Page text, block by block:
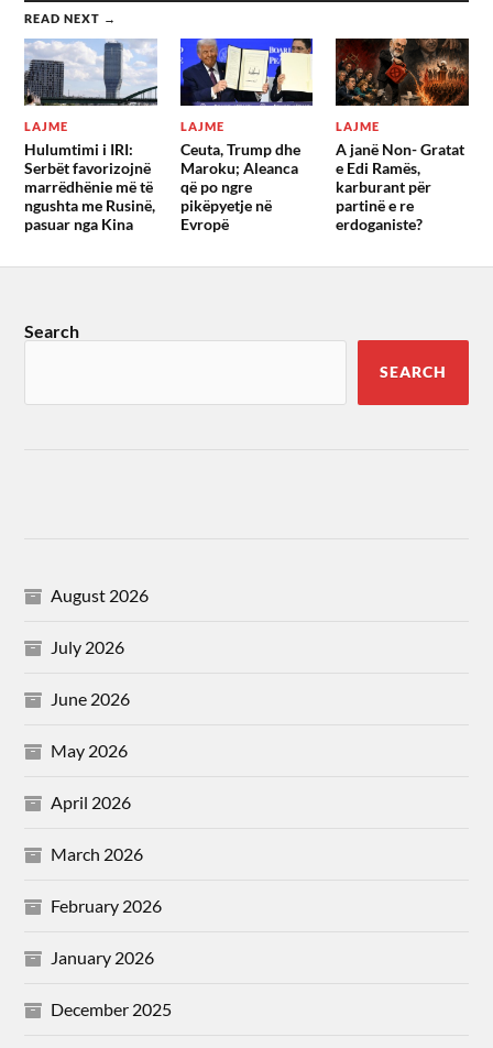
READ NEXT →
LAJME
Hulumtimi i IRI:
Serbët favorizojnë
marrëdhënie më të
ngushta me Rusinë,
pasuar nga Kina
LAJME
Ceuta, Trump dhe
Maroku; Aleanca
që po ngre
pikëpyetje në
Evropë
LAJME
A janë Non- Gratat
e Edi Ramës,
karburant për
partinë e re
erdoganiste?
Search
SEARCH
August 2026
July 2026
June 2026
May 2026
April 2026
March 2026
February 2026
January 2026
December 2025